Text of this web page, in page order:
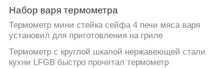
Набор варя термометра
Термометр мини стейка сейфа 4 печи мяса варя
установил для приготовления на гриле
Термометр с круглой шкалой нержавеющей стали
кухни LFGB быстро прочитал термометр